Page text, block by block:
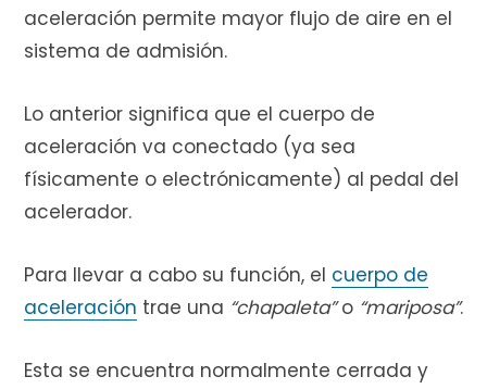
aceleración permite mayor flujo de aire en el
sistema de admisión.
Lo anterior significa que el cuerpo de
aceleración va conectado (ya sea
físicamente o electrónicamente) al pedal del
acelerador.
Para llevar a cabo su función, el cuerpo de
aceleración trae una “chapaleta”o “mariposa”.
Esta se encuentra normalmente cerrada y